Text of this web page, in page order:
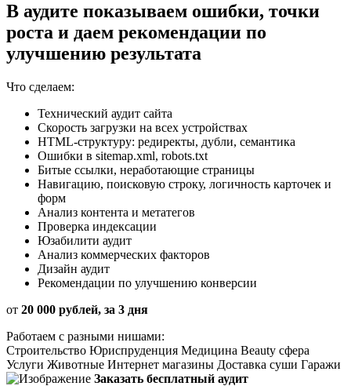
В аудите показываем ошибки, точки
роста и даем рекомендации по
улучшению результата
Что сделаем:
Технический аудит сайта
Скорость загрузки на всех устройствах
HTML-структуру: редиректы, дубли, семантика
Ошибки в sitemap.xml, robots.txt
Битые ссылки, неработающие страницы
Навигацию, поисковую строку, логичность карточек и
форм
Анализ контента и метатегов
Проверка индексации
Юзабилити аудит
Анализ коммерческих факторов
Дизайн аудит
Рекомендации по улучшению конверсии
от 20 000 рублей, за 3 дня
Работаем с разными нишами:
Строительство Юриспруденция Медицина Beauty сфера
Услуги Животные Интернет магазины Доставка суши Гаражи
Заказать бесплатный аудит